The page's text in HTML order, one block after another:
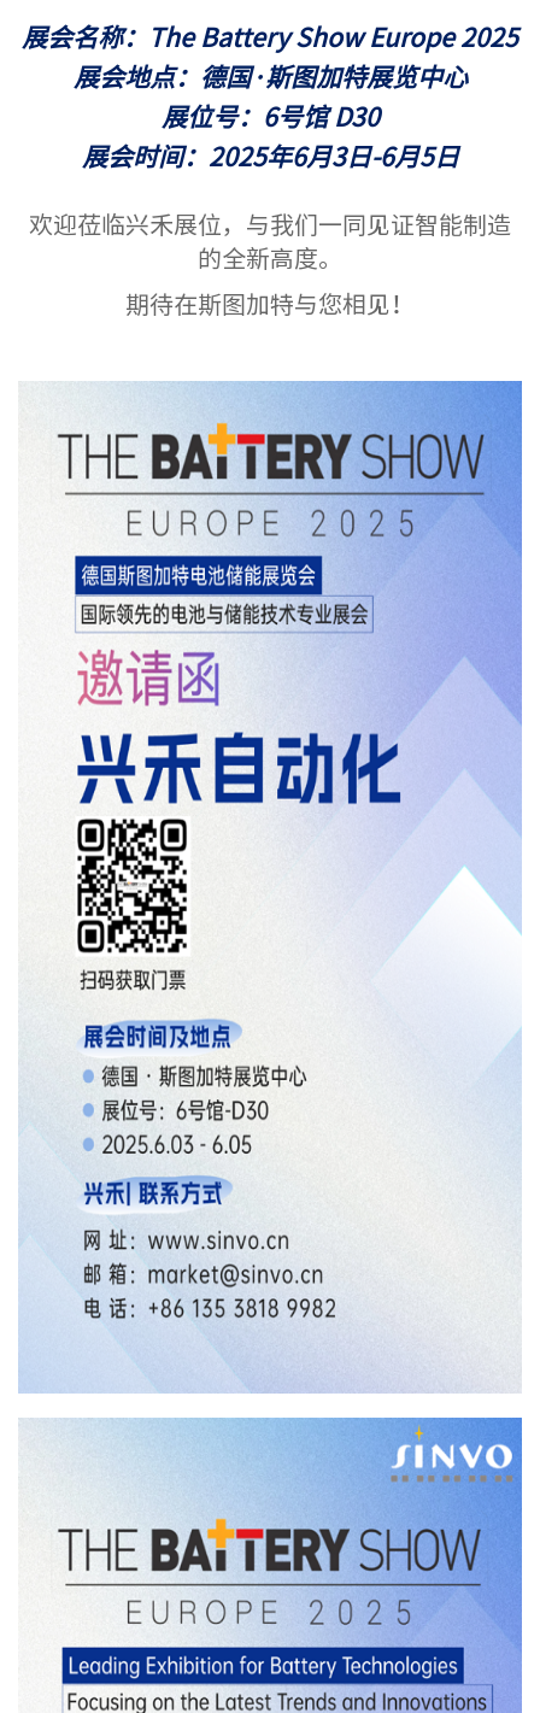
展会名称：The Battery Show Europe 2025
展会地点：德国·斯图加特展览中心
展位号：6号馆 D30
展会时间：2025年6月3日-6月5日
欢迎莅临兴禾展位，与我们一同见证智能制造
的全新高度。
期待在斯图加特与您相见！